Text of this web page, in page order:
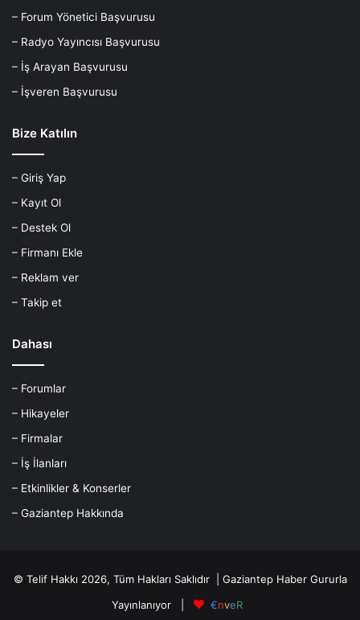
– Forum Yönetici Başvurusu
– Radyo Yayıncısı Başvurusu
– İş Arayan Başvurusu
– İşveren Başvurusu
Bize Katılın
– Giriş Yap
– Kayıt Ol
– Destek Ol
– Firmanı Ekle
– Reklam ver
– Takip et
Dahası
– Forumlar
– Hikayeler
– Firmalar
– İş İlanları
– Etkinlikler & Konserler
– Gaziantep Hakkında
© Telif Hakkı 2026, Tüm Hakları Saklıdır | Gaziantep HaberGururla
Yayınlanıyor |
€nveR